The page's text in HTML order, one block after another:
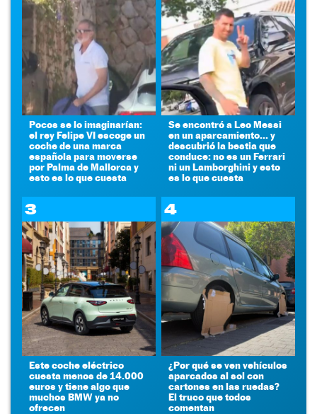
Pocos se lo imaginarían:
el rey Felipe VI escoge un
coche de una marca
española para moverse
por Palma de Mallorca y
esto es lo que cuesta
Se encontró a Leo Messi
en un aparcamiento... y
descubrió la bestia que
conduce: no es un Ferrari
ni un Lamborghini y esto
es lo que cuesta
3
Este coche eléctrico
cuesta menos de 14.000
euros y tiene algo que
muchos BMW ya no
ofrecen
4
¿Por qué se ven vehículos
aparcados al sol con
cartones en las ruedas?
El truco que todos
comentan